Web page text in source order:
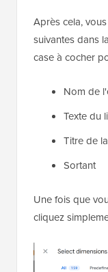
dimensions. Il y
des dimensions
Après cela,
suivantes dans
Nom de
Texte du
Sortant
Une fois que
cliquez